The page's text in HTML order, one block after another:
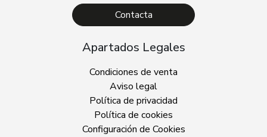
Contacta
Apartados Legales
Condiciones de venta
Aviso legal
Política de privacidad
Política de cookies
Configuración de Cookies